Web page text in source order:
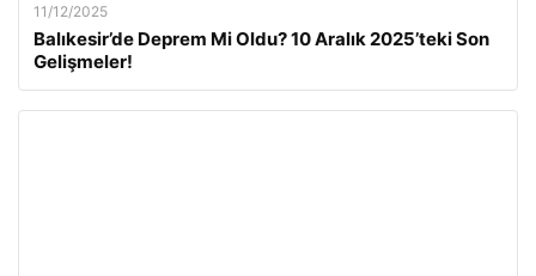
11/12/2025
Balıkesir’de Deprem Mi Oldu? 10 Aralık 2025’teki Son
Gelişmeler!